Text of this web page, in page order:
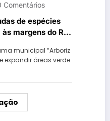
Comentários
de espécies
margens do Rio
municipal “Arboriz
expandir áreas verde